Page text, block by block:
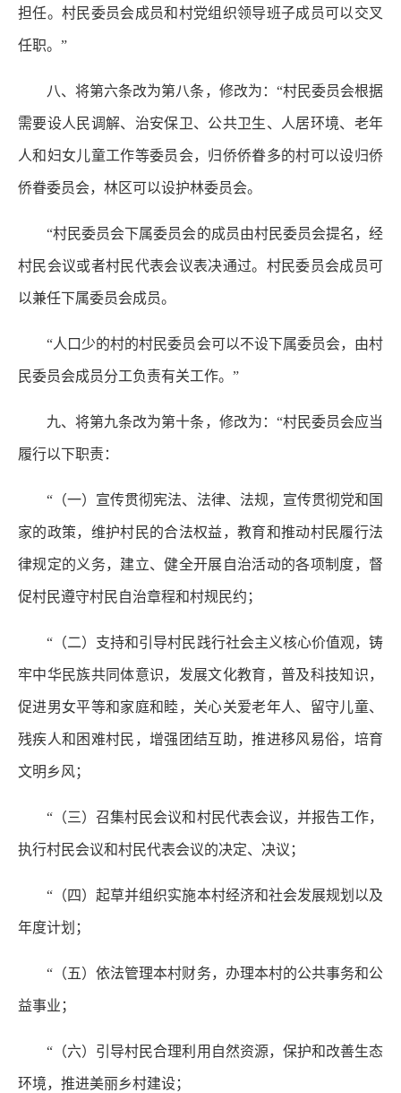
担任。村民委员会成员和村党组织领导班子成员可以交叉
任职。”
八、将第六条改为第八条，修改为：“村民委员会根据
需要设人民调解、治安保卫、公共卫生、人居环境、老年
人和妇女儿童工作等委员会，归侨侨眷多的村可以设归侨
侨眷委员会，林区可以设护林委员会。
“村民委员会下属委员会的成员由村民委员会提名，经
村民会议或者村民代表会议表决通过。村民委员会成员可
以兼任下属委员会成员。
“人口少的村的村民委员会可以不设下属委员会，由村
民委员会成员分工负责有关工作。”
九、将第九条改为第十条，修改为：“村民委员会应当
履行以下职责：
“（一）宣传贯彻宪法、法律、法规，宣传贯彻党和国
家的政策，维护村民的合法权益，教育和推动村民履行法
律规定的义务，建立、健全开展自治活动的各项制度，督
促村民遵守村民自治章程和村规民约；
“（二）支持和引导村民践行社会主义核心价值观，铸
牢中华民族共同体意识，发展文化教育，普及科技知识，
促进男女平等和家庭和睦，关心关爱老年人、留守儿童、
残疾人和困难村民，增强团结互助，推进移风易俗，培育
文明乡风；
“（三）召集村民会议和村民代表会议，并报告工作，
执行村民会议和村民代表会议的决定、决议；
“（四）起草并组织实施本村经济和社会发展规划以及
年度计划；
“（五）依法管理本村财务，办理本村的公共事务和公
益事业；
“（六）引导村民合理利用自然资源，保护和改善生态
环境，推进美丽乡村建设；